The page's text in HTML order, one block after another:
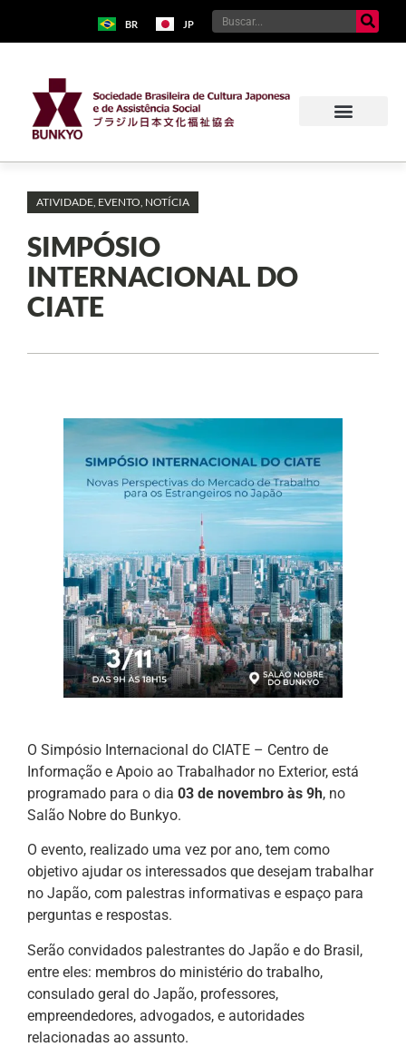
BR JP
ATIVIDADE EVENTO NOTÍCIA
SIMPÓSIO
INTERNACIONAL DO
CIATE
O Simpósio Internacional do CIATE – Centro de
Informação e Apoio ao Trabalhador no Exterior, está
programado para o dia 03 de novembro às 9h, no
Salão Nobre do Bunkyo.
O evento, realizado uma vez por ano, tem como
objetivo ajudar os interessados que desejam trabalhar
no Japão, com palestras informativas e espaço para
perguntas e respostas.
Serão convidados palestrantes do Japão e do Brasil,
entre eles: membros do ministério do trabalho,
consulado geral do Japão, professores,
empreendedores, advogados, e autoridades
relacionadas ao assunto.